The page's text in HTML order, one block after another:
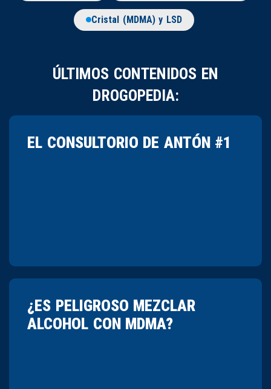
Cristal (MDMA) y LSD
ÚLTIMOS CONTENIDOS EN
DROGOPEDIA:
EL CONSULTORIO DE ANTÓN #1
¿ES PELIGROSO MEZCLAR
ALCOHOL CON MDMA?